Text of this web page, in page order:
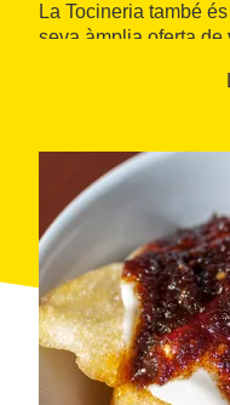
La Tocineria també
seva àmplia oferta de
, així com